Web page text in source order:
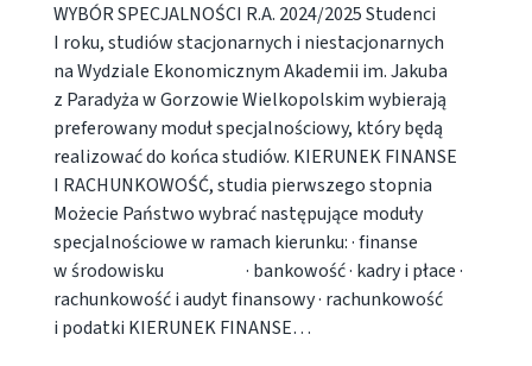
WYBÓR SPECJALNOŚCI R.A. 2024/2025 Studenci
I roku, studiów stacjonarnych i niestacjonarnych
na Wydziale Ekonomicznym Akademii im. Jakuba
z Paradyża w Gorzowie Wielkopolskim wybierają
preferowany moduł specjalnościowy, który będą
realizować do końca studiów. KIERUNEK FINANSE
I RACHUNKOWOŚĆ, studia pierwszego stopnia
Możecie Państwo wybrać następujące moduły
specjalnościowe w ramach kierunku: · finanse
w środowisku · bankowość · kadry i płace ·
rachunkowość i audyt finansowy · rachunkowość
i podatki KIERUNEK FINANSE…